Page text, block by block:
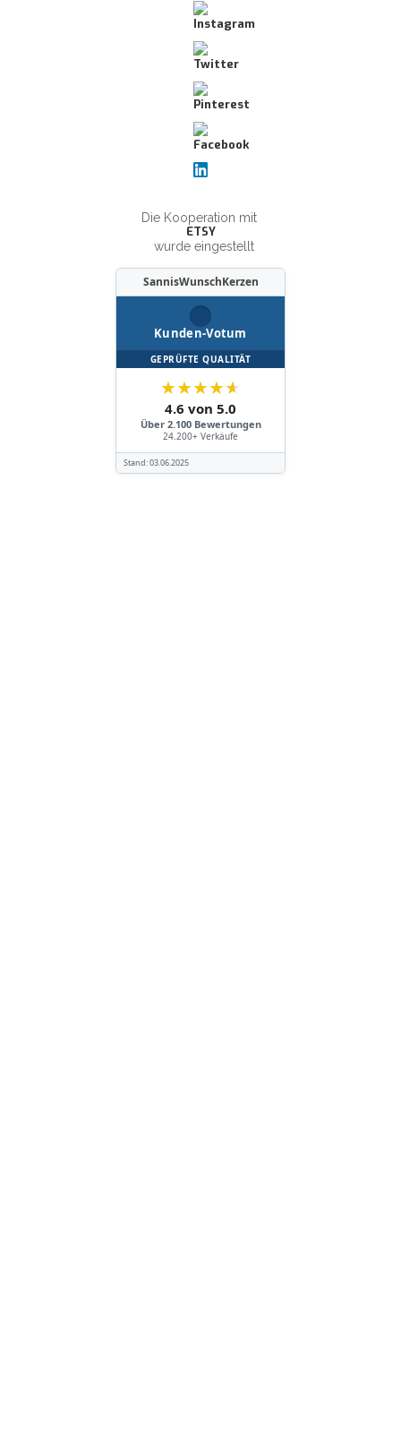
Die Kooperation mit
ETSY
wurde eingestellt
SannisWunschKerzen
Kunden-Votum
GEPRÜFTE QUALITÄT
★★★★★
4.6 von 5.0
Über 2.100 Bewertungen
24.200+ Verkäufe
Stand:03.06.2025